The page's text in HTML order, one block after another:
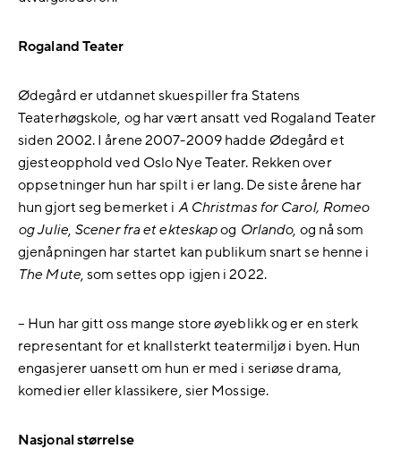
Rogaland Teater
Ødegård er utdannet skuespiller fra Statens
Teaterhøgskole, og har vært ansatt ved Rogaland Teater
siden 2002. I årene 2007-2009 hadde Ødegård et
gjesteopphold ved Oslo Nye Teater. Rekken over
oppsetninger hun har spilt i er lang. De siste årene har
hun gjort seg bemerket i A Christmas for Carol, Romeo
og Julie, Scener fra et ekteskapog Orlando, og nå som
gjenåpningen har startet kan publikum snart se henne i
The Mute, som settes opp igjen i 2022.
– Hun har gitt oss mange store øyeblikk og er en sterk
representant for et knallsterkt teatermiljø i byen. Hun
engasjerer uansett om hun er med i seriøse drama,
komedier eller klassikere, sier Mossige.
Nasjonal størrelse